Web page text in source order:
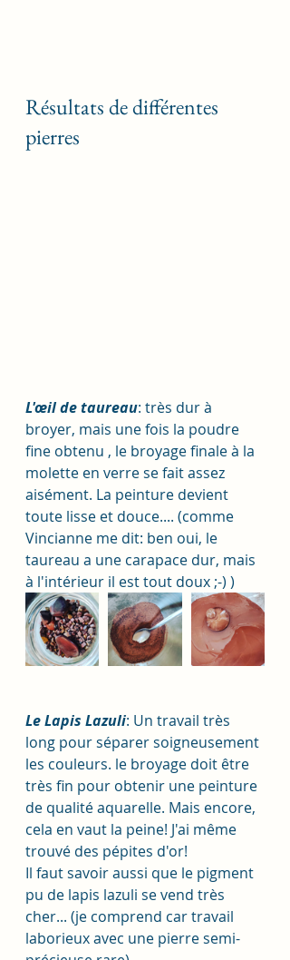
Résultats de différentes
pierres
L'œil de taureau: très dur à
broyer, mais une fois la poudre
fine obtenu , le broyage finale à la
molette en verre se fait assez
aisément. La peinture devient
toute lisse et douce.... (comme
Vincianne me dit: ben oui, le
taureau a une carapace dur, mais
à l'intérieur il est tout doux ;-) )
Le Lapis Lazuli: Un travail très
long pour séparer soigneusement
les couleurs. le broyage doit être
très fin pour obtenir une peinture
de qualité aquarelle. Mais encore,
cela en vaut la peine! J'ai même
trouvé des pépites d'or!
Il faut savoir aussi que le pigment
pu de lapis lazuli se vend très
cher... (je comprend car travail
laborieux avec une pierre semi-